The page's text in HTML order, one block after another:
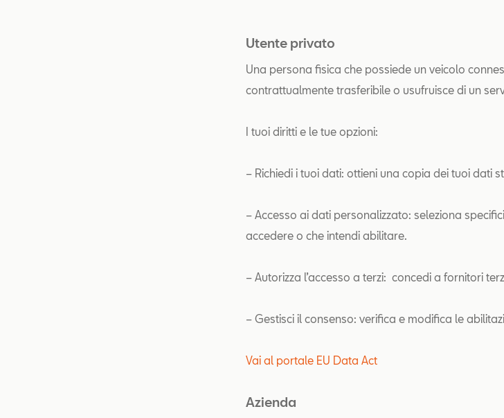
Utente privato
Una persona fisica che possiede un veicolo
contrattualmente trasferibile o usufruisce di un
I tuoi diritti e le tue opzioni:
– Richiedi i tuoi dati: ottieni una copia dei tuoi dati
– Accesso ai dati personalizzato: seleziona
accedere o che intendi abilitare.
– Autorizza l’accesso a terzi: concedi a fornitori
– Gestisci il consenso: verifica e modifica le
Vai al portale EU Data Act
Azienda